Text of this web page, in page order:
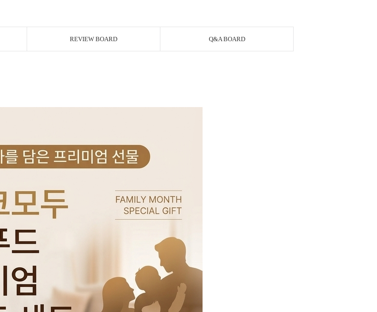
REVIEW BOARD Q&A BOARD